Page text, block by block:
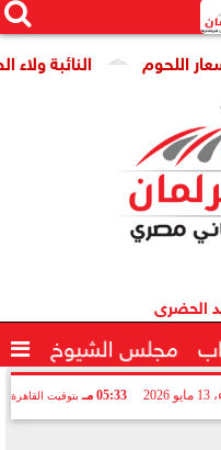
النائبة ولاء
الحضرى
مجلس الشيوخ 
05:33 مـ بتوقيت القاهرة